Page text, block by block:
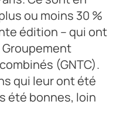
ou moins 30 %
édition – qui ont
Groupement
(GNTC).
qui leur ont été
été bonnes, loin